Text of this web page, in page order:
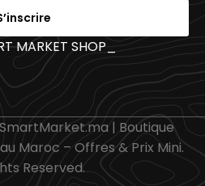
MARKET SHOP _
| Boutique
Maroc – Offres & Prix Mini.
Reserved.